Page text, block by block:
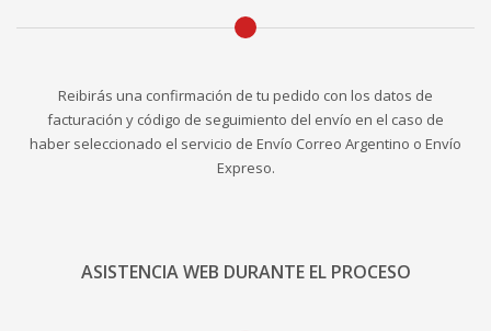
Reibirás una confirmación de tu pedido con los datos de
facturación y código de seguimiento del envío en el caso de
haber seleccionado el servicio de Envío Correo Argentino o Envío
Expreso.
ASISTENCIA WEB DURANTE EL PROCESO